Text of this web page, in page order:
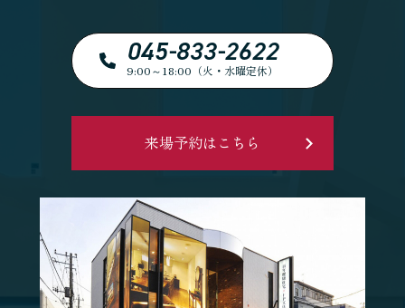
045-833-2622
9:00～18:00（火・水曜定休）
来場予約はこちら